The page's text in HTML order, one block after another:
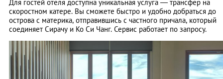
Для гостей отеля доступна уникальная услуга — трансфер на
скоростном катере. Вы сможете быстро и удобно добраться до
острова с материка, отправившись с частного причала, который
соединяет Сирачу и Ко Си Чанг. Сервис работает по запросу.